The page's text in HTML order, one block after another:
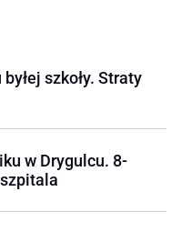
szkoły. Straty
w Drygulcu. 8-